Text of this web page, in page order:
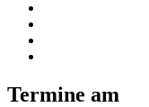
Termine am